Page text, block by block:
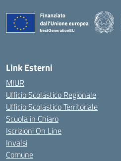
Link Esterni
MIUR
Ufficio Scolastico Regionale
Ufficio Scolastico Territoriale
Scuola in Chiaro
Iscrizioni On Line
Invalsi
Comune